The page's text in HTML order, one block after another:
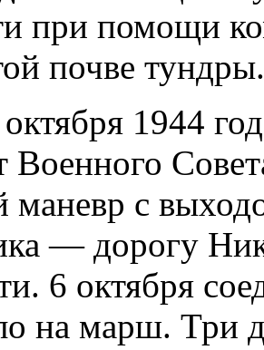
при помощи
почве тундры.
1944
Военного
маневр с
— дорогу
6 октября
на марш. Три